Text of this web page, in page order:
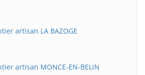
artisan LA BAZOGE
artisan MONCE-EN-BELiN